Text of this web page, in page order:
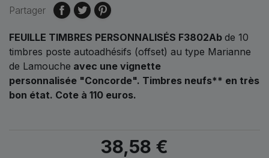
Partager
FEUILLE TIMBRES PERSONNALISÉS F3802Ab de 10
timbres poste autoadhésifs (offset) au type Marianne
de Lamouche avec une vignette
personnalisée "Concorde". Timbres neufs** en très
bon état. Cote à 110 euros.
38,58 €